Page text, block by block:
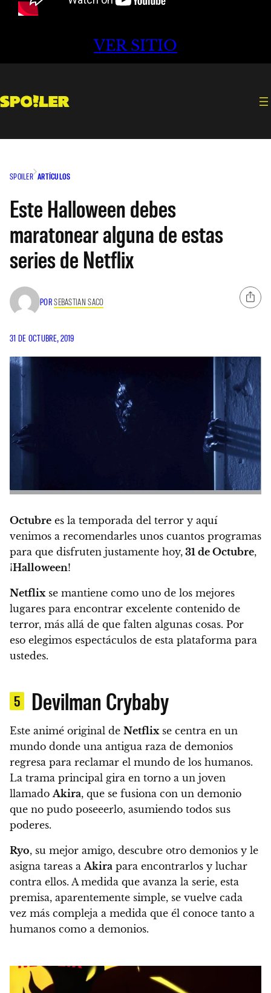
VER SITIO
SPOILER ARTÍCULOS
Este Halloween debes
maratonear alguna de estas
series de Netflix
PORSEBASTIAN SACO
31 DE OCTUBRE, 2019
Octubre es la temporada del terror y aquí
venimos a recomendarles unos cuantos programas
para que disfruten justamente hoy, 31 de Octubre,
¡Halloween!
Netflix se mantiene como uno de los mejores
lugares para encontrar excelente contenido de
terror, más allá de que falten algunas cosas. Por
eso elegimos espectáculos de esta plataforma para
ustedes.
5 Devilman Crybaby
Este animé original de Netflix se centra en un
mundo donde una antigua raza de demonios
regresa para reclamar el mundo de los humanos.
La trama principal gira en torno a un joven
llamado Akira, que se fusiona con un demonio
que no pudo poseeerlo, asumiendo todos sus
poderes.
Ryo, su mejor amigo, descubre otro demonios y le
asigna tareas a Akira para encontrarlos y luchar
contra ellos. A medida que avanza la serie, esta
premisa, aparentemente simple, se vuelve cada
vez más compleja a medida que él conoce tanto a
humanos como a demonios.